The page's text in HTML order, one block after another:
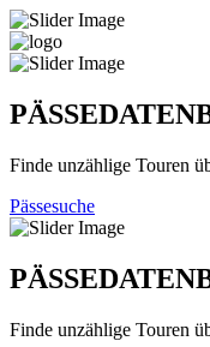
Finde unzählige Touren
Pässesuche
Finde unzählige Touren